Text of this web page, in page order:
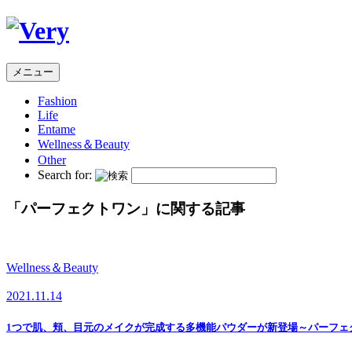
メニュー
Fashion
Life
Entame
Wellness＆Beauty
Other
Search for:
「パーフェクトワン 」に関する記事
Wellness＆Beauty
2021.11.14
1つで肌、頬、目元のメイクが完成する多機能パウダーが新登場～パーフ